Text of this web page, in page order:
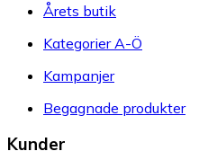
Årets butik
Kategorier A-Ö
Kampanjer
Begagnade produkter
Kunder